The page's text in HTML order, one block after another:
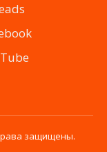
защищены.